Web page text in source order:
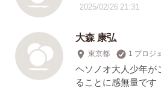
2025/02/26 21:31
大森 康弘
東京都 1 プロジ
ヘソノオ大人少年が
ることに感無量です